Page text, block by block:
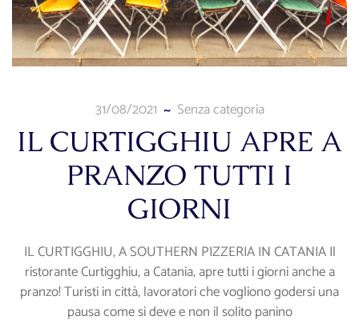
31/08/2021 Senza categoria
IL CURTIGGHIU APRE A
PRANZO TUTTI I
GIORNI
IL CURTIGGHIU, A SOUTHERN PIZZERIA IN CATANIA Il
ristorante Curtigghiu, a Catania, apre tutti i giorni anche a
pranzo! Turisti in città, lavoratori che vogliono godersi una
pausa come si deve e non il solito panino